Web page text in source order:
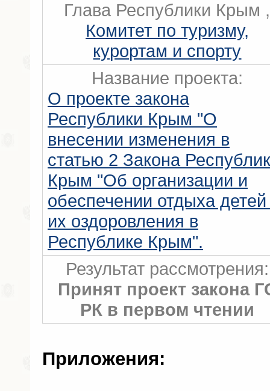
Глава Республики Крым ,
Комитет по туризму,
курортам и спорту
Название проекта:
О проекте закона
Республики Крым "О
внесении изменения в
статью 2 Закона
Крым "Об организации и
обеспечении отдыха
их оздоровления в
Республике Крым".
Результат рассмотрения:
Принят проект закона
РК в первом чтении
Приложения: